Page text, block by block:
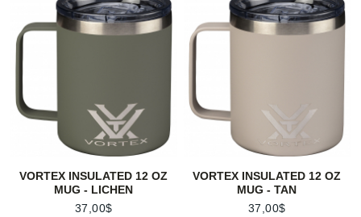
VORTEX INSULATED 12 OZ
MUG - LICHEN
37,00$
VORTEX INSULATED 12 OZ
MUG - TAN
37,00$